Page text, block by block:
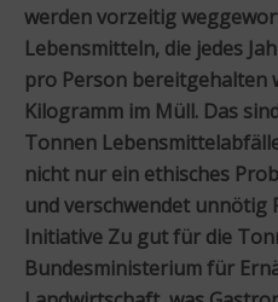
werden vorzeitig
Lebensmitteln, die jedes
pro Person bereitgehalten
Kilogramm im Müll. Das
Tonnen
nicht nur ein ethisches
und verschwendet unnötig
Initiative Zu gut für die
Bundesministerium für